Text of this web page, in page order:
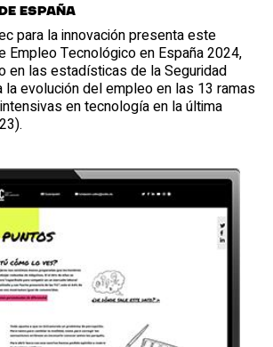
España
para la innovación presenta este
Empleo Tecnológico en España 2024,
en las estadísticas de la Seguridad
la evolución del empleo en las 13 ramas
en tecnología en la última